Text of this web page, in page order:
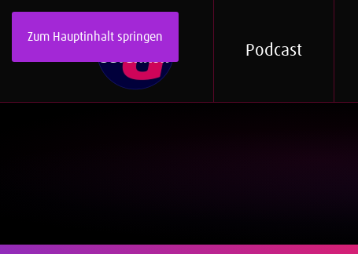
Zum Hauptinhalt springen
Podcast